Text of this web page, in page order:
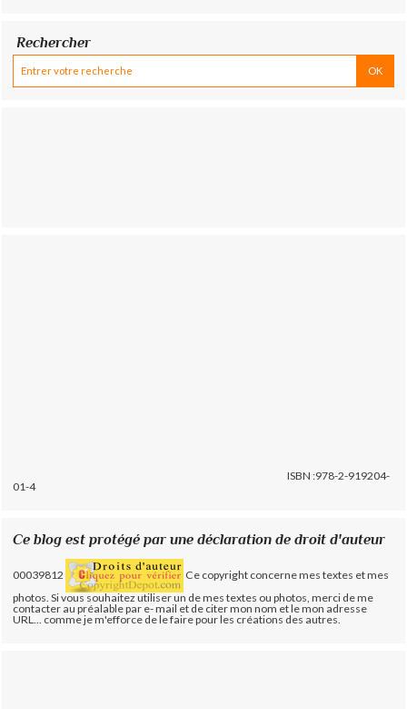
Rechercher
ISBN :978-2-919204-
01-4
Ce blog est protégé par une déclaration de droit d'auteur
00039812
Ce copyright concerne mes textes et mes
photos. Si vous souhaitez utiliser un de mes textes ou photos, merci de me
contacter au préalable par e- mail et de citer mon nom et le mon adresse
URL... comme je m'efforce de le faire pour les créations des autres.